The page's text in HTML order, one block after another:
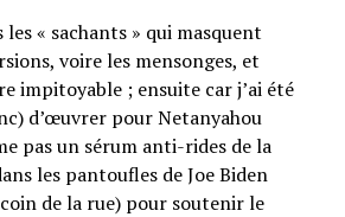
les « sachants » qui masquent
voire les mensonges, et
impitoyable ; ensuite car j’ai été
d’œuvrer pour Netanyahou
pas un sérum anti-rides de la
les pantoufles de Joe Biden
de la rue) pour soutenir le